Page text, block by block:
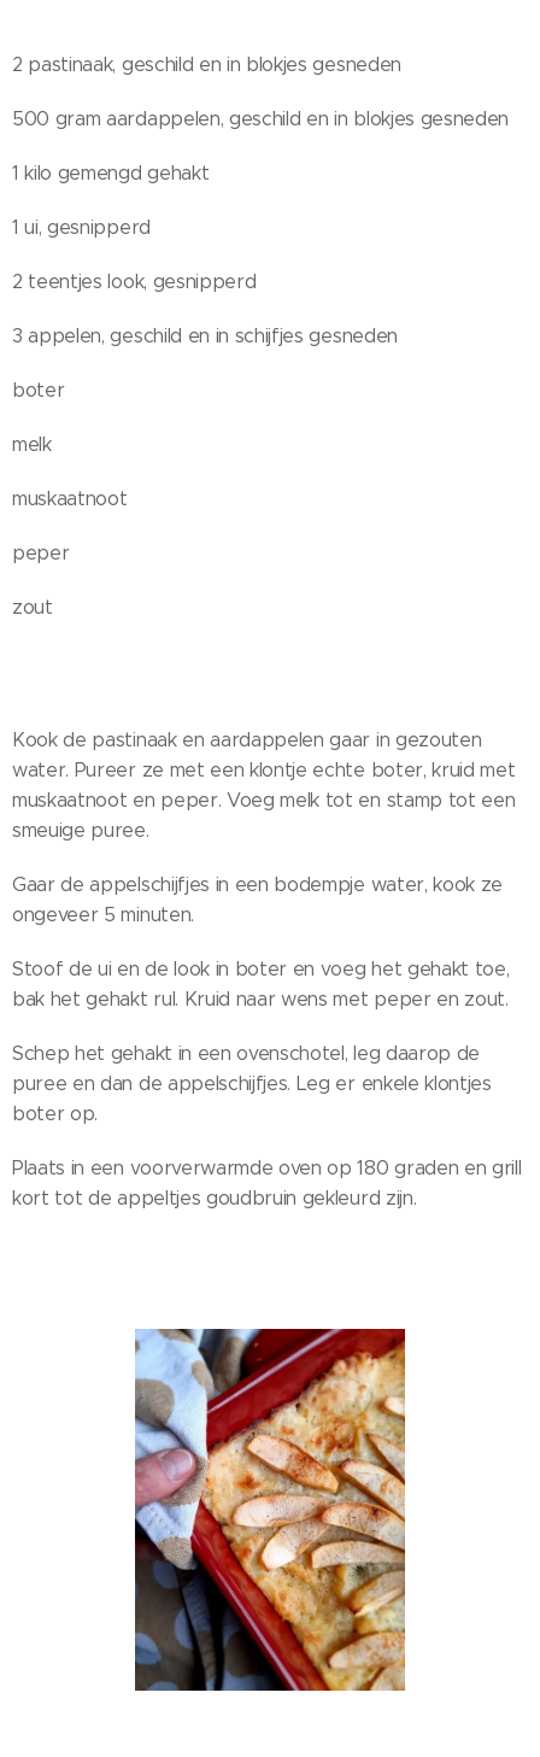
2 pastinaak, geschild en in blokjes gesneden
500 gram aardappelen, geschild en in blokjes gesneden
1 kilo gemengd gehakt
1 ui, gesnipperd
2 teentjes look, gesnipperd
3 appelen, geschild en in schijfjes gesneden
boter
melk
muskaatnoot
peper
zout
Kook de pastinaak en aardappelen gaar in gezouten
water. Pureer ze met een klontje echte boter, kruid met
muskaatnoot en peper. Voeg melk tot en stamp tot een
smeuige puree.
Gaar de appelschijfjes in een bodempje water, kook ze
ongeveer 5 minuten.
Stoof de ui en de look in boter en voeg het gehakt toe,
bak het gehakt rul. Kruid naar wens met peper en zout.
Schep het gehakt in een ovenschotel, leg daarop de
puree en dan de appelschijfjes. Leg er enkele klontjes
boter op.
Plaats in een voorverwarmde oven op 180 graden en grill
kort tot de appeltjes goudbruin gekleurd zijn.